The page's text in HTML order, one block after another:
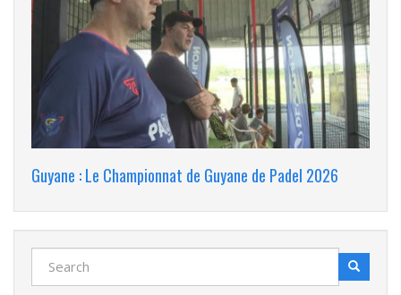
Guyane : Le Championnat de Guyane de Padel 2026
Recherche Search